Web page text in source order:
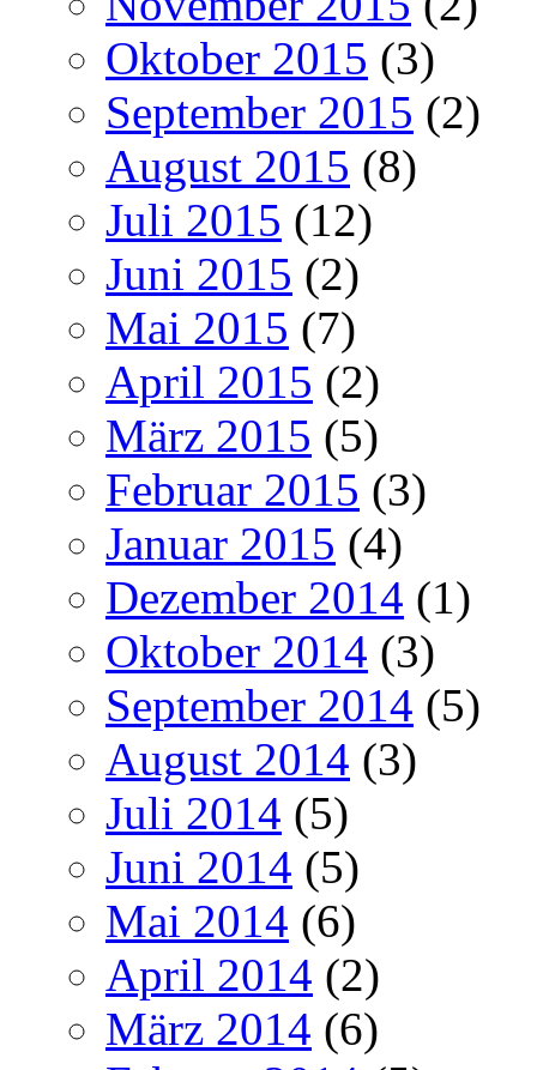
Oktober 2015 (3)
September 2015 (2)
August 2015 (8)
Juli 2015 (12)
Juni 2015 (2)
Mai 2015 (7)
April 2015 (2)
März 2015 (5)
Februar 2015 (3)
Januar 2015 (4)
Dezember 2014 (1)
Oktober 2014 (3)
September 2014 (5)
August 2014 (3)
Juli 2014 (5)
Juni 2014 (5)
Mai 2014 (6)
April 2014 (2)
März 2014 (6)